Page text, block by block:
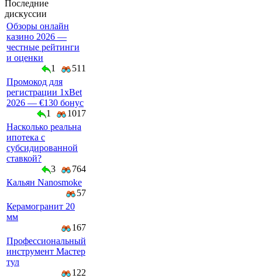
Последние
дискуссии
Обзоры онлайн
казино 2026 —
честные рейтинги
и оценки
1
511
Промокод для
регистрации 1xBet
2026 — €130 бонус
1
1017
Насколько реальна
ипотека с
субсидированной
ставкой?
3
764
Кальян Nanosmoke
57
Керамогранит 20
мм
167
Профессиональный
инструмент Мастер
тул
122